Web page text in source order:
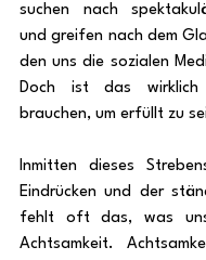
suchen nach
und greifen nach dem
den uns die sozialen
Doch ist das
brauchen, um erfüllt zu
Inmitten dieses
Eindrücken und der
fehlt oft das, was
Achtsamkeit.